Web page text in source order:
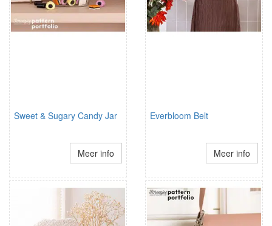
Sweet & Sugary Candy Jar
Meer info
Everbloom Belt
Meer info